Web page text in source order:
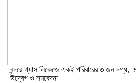
বন্দরে গ্যাস লিকেজে একই পরিবারের ৩ জন দগ্ধ,
উদ্বেগ ও সমবেদনা